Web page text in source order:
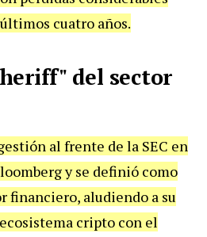
cuatro años.
del sector
al frente de la SEC en
y se definió como
financiero, aludiendo a su
cripto con el